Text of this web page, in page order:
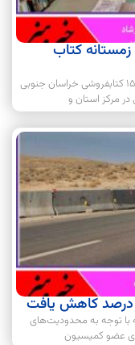
زمستانه کتاب
مدیرکل فرهنگ و ارشاد اسلامی خراسان جنوبی گفت: ۱۵ کتابفروشی خراسان جنوبی
جنوبی گفت: در ۱۱ ماه گذشته با توجه به محدودیت‌های
عضو کمیسیون